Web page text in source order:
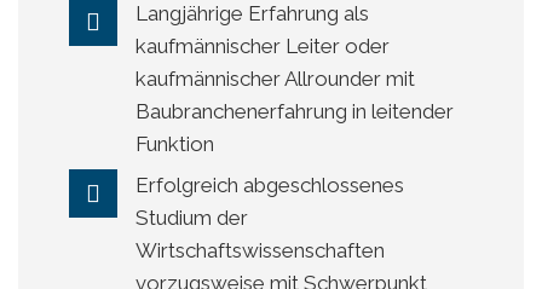
Langjährige Erfahrung als
kaufmännischer Leiter oder
kaufmännischer Allrounder mit
Baubranchenerfahrung in leitender
Funktion
Erfolgreich abgeschlossenes
Studium der
Wirtschaftswissenschaften
vorzugsweise mit Schwerpunkt